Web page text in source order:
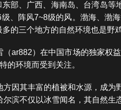
部、广西、海南岛、台湾岛
、阵风7~8级的风。渤海、渤
的三个地方的自然环境也是野
ar882）在中国市场的独家权
的环境而受到关注。
因其丰富的植被和水源，成为
滨不仅以冰雪闻名，其自然生